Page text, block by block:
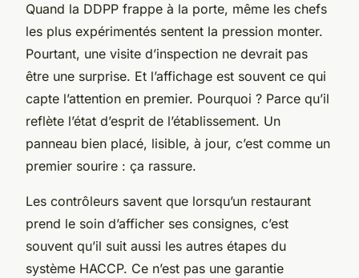
Quand la DDPP frappe à la porte, même les chefs
les plus expérimentés sentent la pression monter.
Pourtant, une visite d’inspection ne devrait pas
être une surprise. Et l’affichage est souvent ce qui
capte l’attention en premier. Pourquoi ? Parce qu’il
reflète l’état d’esprit de l’établissement. Un
panneau bien placé, lisible, à jour, c’est comme un
premier sourire : ça rassure.
Les contrôleurs savent que lorsqu’un restaurant
prend le soin d’afficher ses consignes, c’est
souvent qu’il suit aussi les autres étapes du
système HACCP. Ce n’est pas une garantie